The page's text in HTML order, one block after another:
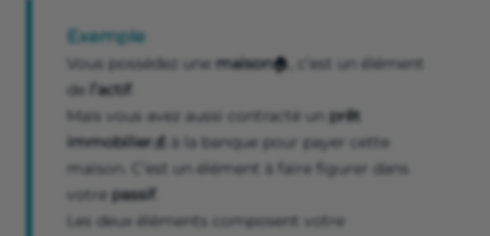
Exemple
Vous possédez une maison🏠, c’est un élément
de
l’actif
Mais vous avez aussi contracté un prêt
immobilier 💰 à la banque pour payer cette
maison. C’est un élément à faire figurer dans
votre passif
Les deux éléments composent votre